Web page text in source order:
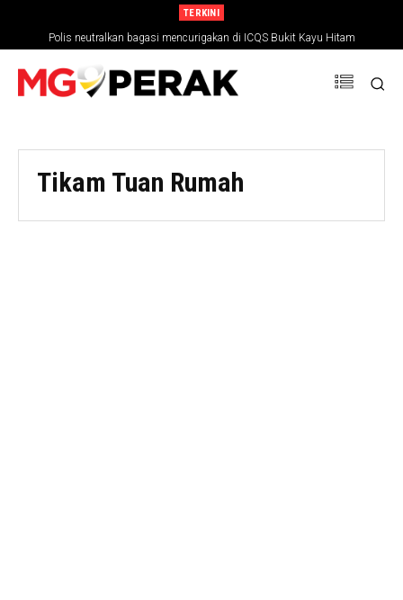
TERKINI
Polis neutralkan bagasi mencurigakan di ICQS Bukit Kayu Hitam
Tikam Tuan Rumah